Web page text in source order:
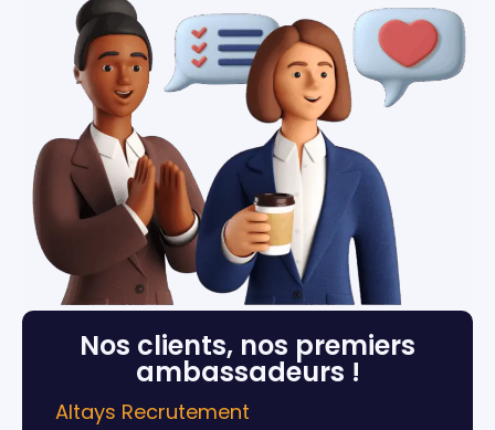
Nos clients, nos premiers
ambassadeurs !
Altays Recrutement